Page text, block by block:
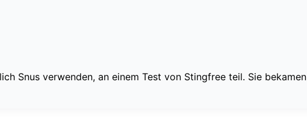
Snus verwenden, an einem Test von Stingfree teil. Sie bekamen